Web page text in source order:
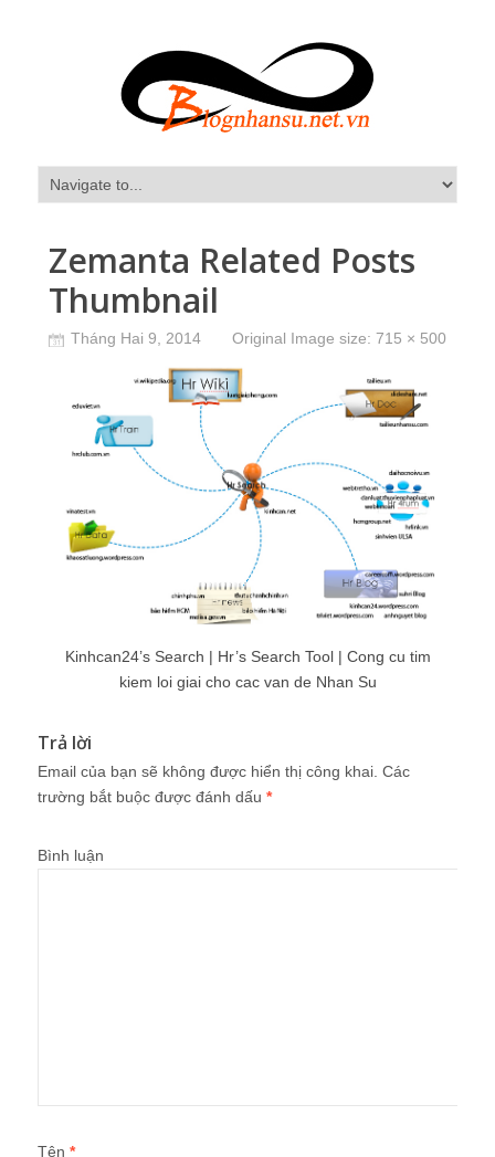
Zemanta Related Posts
Thumbnail
Tháng Hai 9, 2014 Original Image size: 715 × 500
Kinhcan24’s Search | Hr’s Search Tool | Cong cu tim
kiem loi giai cho cac van de Nhan Su
Trả lời
Email của bạn sẽ không được hiển thị công khai. Các
trường bắt buộc được đánh dấu *
Bình luận
Tên *